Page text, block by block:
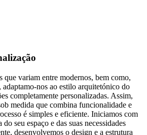
que variam entre modernos, bem como,
adaptamo-nos ao estilo arquitetónico do
completamente personalizadas. Assim,
medida que combina funcionalidade e
é simples e eficiente. Iniciamos com
seu espaço e das suas necessidades
desenvolvemos o design e a estrutura